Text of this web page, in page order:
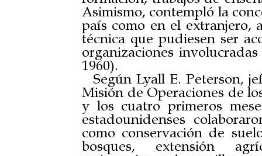
Asimismo, contempló la
país como en el extranjero,
técnica que pudiesen ser
organizaciones
1960).
Según Lyall E. Peterson,
Misión de Operaciones de
y los cuatro primeros
estadounidenses
como conservación de
bosques, extensión